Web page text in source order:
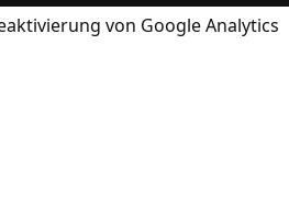
von Google Analytics